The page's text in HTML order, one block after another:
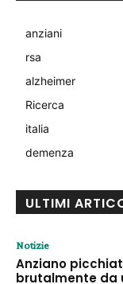
anziani
rsa
alzheimer
Ricerca
italia
demenza
ULTIMI
Notizie
Anziano
brutalmente da